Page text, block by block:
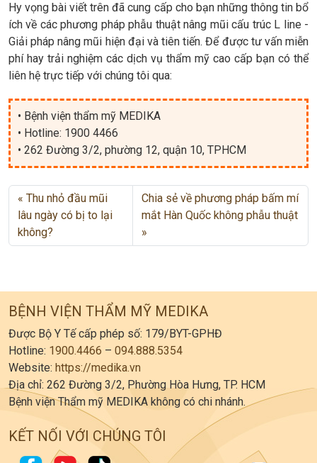
Hy vọng bài viết trên đã cung cấp cho bạn những thông tin bổ
ích về các phương pháp phẫu thuật nâng mũi cấu trúc L line -
Giải pháp nâng mũi hiện đại và tiên tiến. Để được tư vấn miễn
phí hay trải nghiệm các dịch vụ thẩm mỹ cao cấp bạn có thể
liên hệ trực tiếp với chúng tôi qua:
• Bệnh viện thẩm mỹ MEDIKA
• Hotline: 1900 4466
• 262 Đường 3/2, phường 12, quận 10, TPHCM
Thu nhỏ đầu mũi
lâu ngày có bị to lại
không?
Chia sẻ về phương pháp bấm mí
mắt Hàn Quốc không phẫu thuật
BỆNH VIỆN THẨM MỸ MEDIKA
Được Bộ Y Tế cấp phép số: 179/BYT-GPHĐ
Hotline: 1900.4466 – 094.888.5354
Website: https://medika.vn
Địa chỉ: 262 Đường 3/2, Phường Hòa Hưng, TP. HCM
Bệnh viện Thẩm mỹ MEDIKA không có chi nhánh.
KẾT NỐI VỚI CHÚNG TÔI